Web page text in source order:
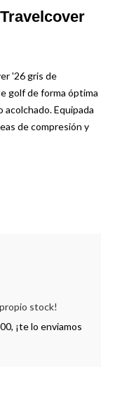
'26 gris de
golf de forma óptima
Equipada
de compresión y
stock!
¡te lo enviamos